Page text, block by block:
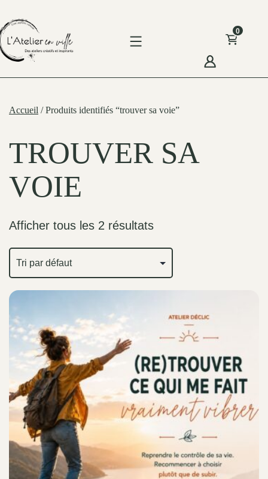
to
content
0
Accueil / Produits identifiés “trouver sa voie”
TROUVER SA
VOIE
Afficher tous les 2 résultats